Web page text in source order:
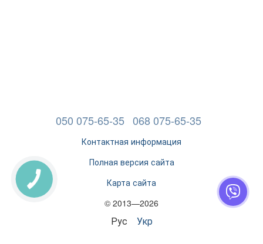
050 075-65-35 068 075-65-35
Контактная информация
Полная версия сайта
Карта сайта
© 2013—2026
Рус Укр